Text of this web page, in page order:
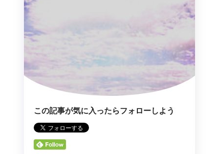
この記事が気に入ったらフォローしよう